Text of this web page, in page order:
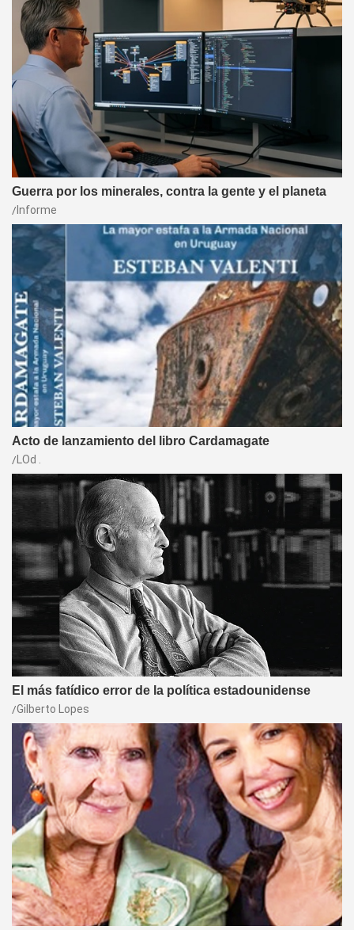
Guerra por los minerales, contra la gente y el planeta
Informe
Acto de lanzamiento del libro Cardamagate
LOd .
El más fatídico error de la política estadounidense
Gilberto Lopes